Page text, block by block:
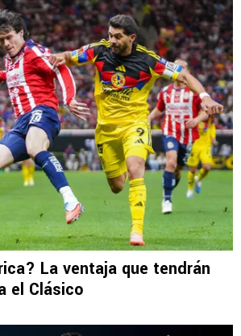
La ventaja que tendrán
el Clásico